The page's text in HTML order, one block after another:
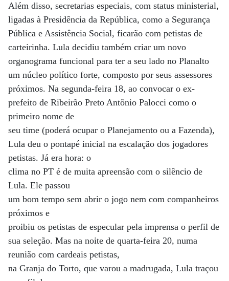
Além disso, secretarias especiais, com status ministerial,
ligadas à Presidência da República, como a Segurança
Pública e Assistência Social, ficarão com petistas de
carteirinha. Lula decidiu também criar um novo
organograma funcional para ter a seu lado no Planalto
um núcleo político forte, composto por seus assessores
próximos. Na segunda-feira 18, ao convocar o ex-
prefeito de Ribeirão Preto Antônio Palocci como o
primeiro nome de
seu time (poderá ocupar o Planejamento ou a Fazenda),
Lula deu o pontapé inicial na escalação dos jogadores
petistas. Já era hora: o
clima no PT é de muita apreensão com o silêncio de
Lula. Ele passou
um bom tempo sem abrir o jogo nem com companheiros
próximos e
proibiu os petistas de especular pela imprensa o perfil de
sua seleção. Mas na noite de quarta-feira 20, numa
reunião com cardeais petistas,
na Granja do Torto, que varou a madrugada, Lula traçou